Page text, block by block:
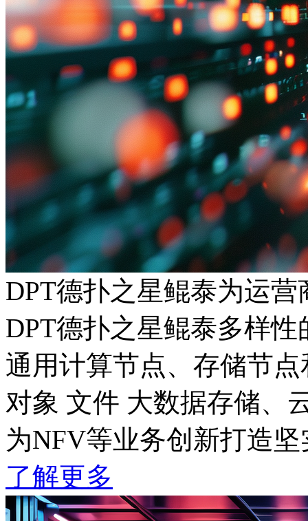
DPT德扑之星鲲泰为运
DPT德扑之星鲲泰多样
通用计算节点、存储节
对象 文件 大数据存储、
为NFV等业务创新打造
了解更多